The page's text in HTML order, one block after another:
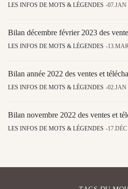
LES INFOS DE MOTS & LÉGENDES 07.JAN
Bilan décembre février 2023 des
LES INFOS DE MOTS & LÉGENDES
Bilan année 2022 des ventes et
LES INFOS DE MOTS & LÉGENDES 02.JAN
Bilan novembre 2022 des ventes et
LES INFOS DE MOTS & LÉGENDES 17.DÉC